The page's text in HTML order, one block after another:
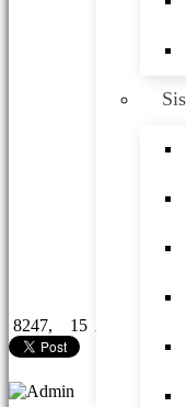
8247, 15 Apr 2025 ,